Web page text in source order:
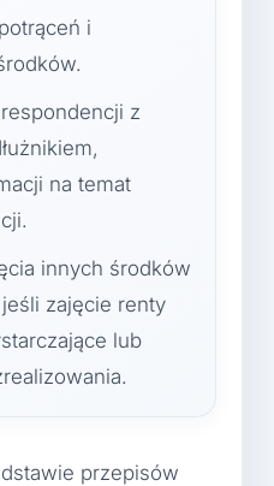
i
z
na temat
innych środków
zajęcie renty
lub
przepisów